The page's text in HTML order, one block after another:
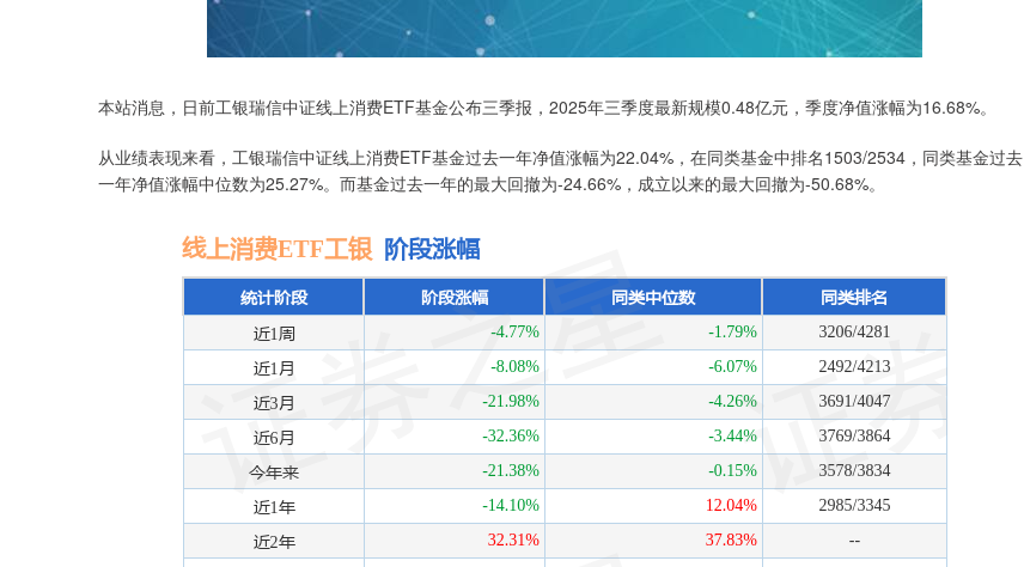
本站消息，日前工银瑞信中证线上消费ETF基金公布三季报，2025年三季度最新规模0.48亿元，季度净值涨幅为16.68%。
从业绩表现来看，工银瑞信中证线上消费ETF基金过去一年净值涨幅为22.04%，在同类基金中排名1503/2534，同类基金过去
一年净值涨幅中位数为25.27%。而基金过去一年的最大回撤为-24.66%，成立以来的最大回撤为-50.68%。
深证成指 14311.01 200.89